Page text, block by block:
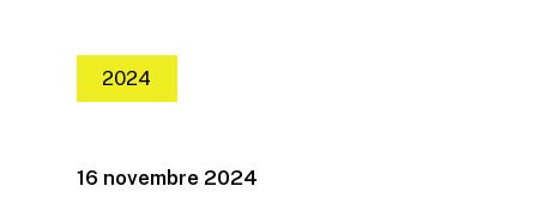
2024
16 novembre 2024